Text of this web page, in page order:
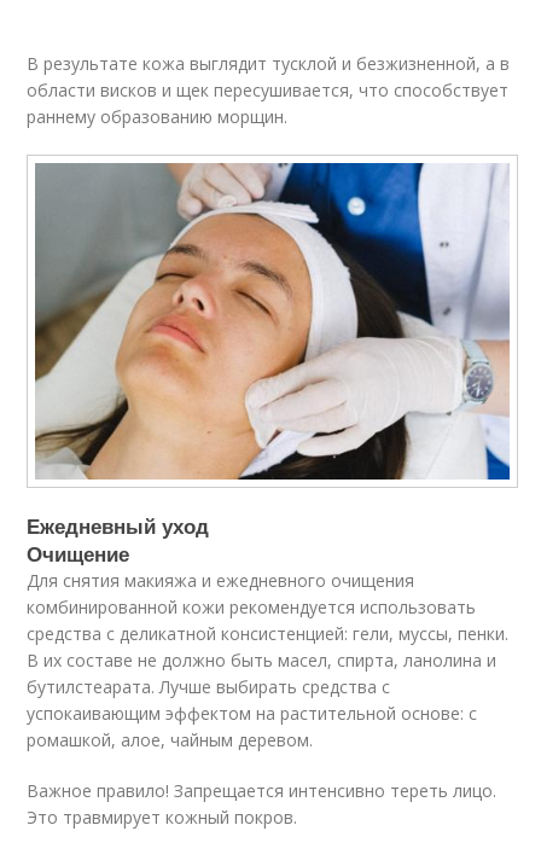
В результате кожа выглядит тусклой и безжизненной, а в
области висков и щек пересушивается, что способствует
раннему образованию морщин.
Ежедневный уход
Очищение
Для снятия макияжа и ежедневного очищения
комбинированной кожи рекомендуется использовать
средства с деликатной консистенцией: гели, муссы, пенки.
В их составе не должно быть масел, спирта, ланолина и
бутилстеарата. Лучше выбирать средства с
успокаивающим эффектом на растительной основе: с
ромашкой, алое, чайным деревом.
Важное правило! Запрещается интенсивно тереть лицо.
Это травмирует кожный покров.